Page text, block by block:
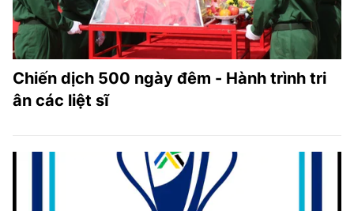
Chiến dịch 500 ngày đêm - Hành trình tri
ân các liệt sĩ